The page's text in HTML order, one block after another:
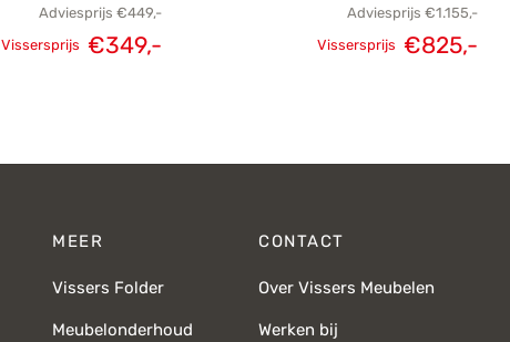
Adviesprijs €449,-
Vissersprijs €349,-
Adviesprijs €1.155,-
Vissersprijs €825,-
MEER
Vissers Folder
Meubelonderhoud
CONTACT
Over Vissers Meubelen
Werken bij